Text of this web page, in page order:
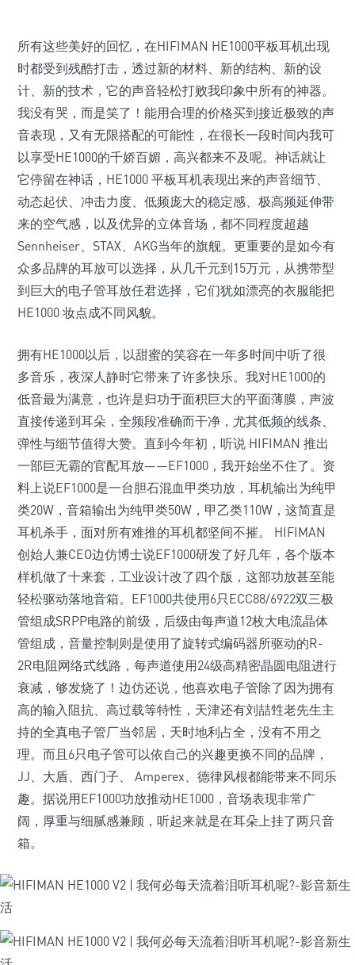
所有这些美好的回忆，在HIFIMAN HE1000平板耳机出现
时都受到残酷打击，透过新的材料、新的结构、新的设
计、新的技术，它的声音轻松打败我印象中所有的神器。
我没有哭，而是笑了！能用合理的价格买到接近极致的声
音表现，又有无限搭配的可能性，在很长一段时间内我可
以享受HE1000的千娇百媚，高兴都来不及呢。神话就让
它停留在神话，HE1000 平板耳机表现出来的声音细节、
动态起伏、冲击力度、低频庞大的稳定感、极高频延伸带
来的空气感，以及优异的立体音场，都不同程度超越
Sennheiser、STAX、AKG当年的旗舰。更重要的是如今有
众多品牌的耳放可以选择，从几千元到15万元，从携带型
到巨大的电子管耳放任君选择，它们犹如漂亮的衣服能把
HE1000 妆点成不同风貌。
拥有HE1000以后，以甜蜜的笑容在一年多时间中听了很
多音乐，夜深人静时它带来了许多快乐。我对HE1000的
低音最为满意，也许是归功于面积巨大的平面薄膜，声波
直接传递到耳朵，全频段准确而干净，尤其低频的线条、
弹性与细节值得大赞。直到今年初，听说 HIFIMAN 推出
一部巨无霸的官配耳放——EF1000，我开始坐不住了。资
料上说EF1000是一台胆石混血甲类功放，耳机输出为纯甲
类20W，音箱输出为纯甲类50W，甲乙类110W，这简直是
耳机杀手，面对所有难推的耳机都坚间不摧。 HIFIMAN
创始人兼CEO边仿博士说EF1000研发了好几年，各个版本
样机做了十来套，工业设计改了四个版，这部功放甚至能
轻松驱动落地音箱。EF1000共使用6只ECC88/6922双三极
管组成SRPP电路的前级，后级由每声道12枚大电流晶体
管组成，音量控制则是使用了旋转式编码器所驱动的R-
2R电阻网络式线路，每声道使用24级高精密晶圆电阻进行
衰减，够发烧了！边仿还说，他喜欢电子管除了因为拥有
高的输入阻抗、高过载等特性，天津还有刘喆甡老先生主
持的全真电子管厂当邻居，天时地利占全，没有不用之
理。而且6只电子管可以依自己的兴趣更换不同的品牌，
JJ、大盾、西门子、 Amperex、德律风根都能带来不同乐
趣。据说用EF1000功放推动HE1000，音场表现非常广
阔，厚重与细腻感兼顾，听起来就是在耳朵上挂了两只音
箱。